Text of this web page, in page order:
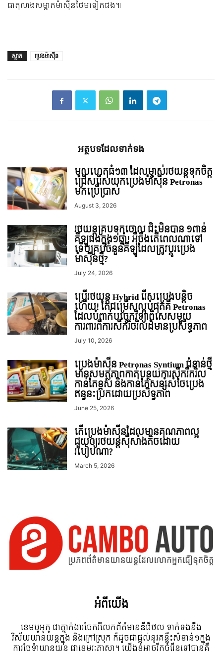
ធាតុលាងសម្អាតម៉ាស៊ីនថែមទៀតផង៕
ស្លាក ប្រេងម៉ាស៊ីន
អត្ថបទ​ដែល​ទាក់ទង
មូលហេតុធំៗ៣ ដែលម្ចាស់រថយន្តទុកចិត្ត
ជ្រើសរើសយកប្រេងម៉ាស៊ីន Petronas
មកប្រើប្រាស់
August 3, 2026
រថយន្តគ្របទុកចោល ជិះមិនបាន ១ពាន់
គីឡូផងក្នុង១ឆ្នាំ! អ៉ីចឹងតើពេលណាទៅ
ទើបគ្រប់ចំនួនគីឡូដែលត្រូវប្តូរប្រេង
ម៉ាស៊ីនថ្មី?
July 24, 2026
ប្រើរថយន្ត Hybrid រើសប្រេងបន្តិច
ហើយ! តែជម្រើសល្អបំផុតគឺ Petronas
ដែលបំពាក់បច្ចេកវិទ្យាពិសេសមួយ
ការពារពីការសឹករិចរិលដ៏មានប្រសិទ្ធភាព
July 10, 2026
ប្រេងម៉ាស៊ីន Petronas Syntium ជំនាន់ថ្មី
មានសមត្ថភាពកាត់បន្ថយការសឹករីករិល
កាន់តែខ្ពស់ និងកាន់តែសន្សំសំចៃប្រេង
ឥន្ធនៈប្រកដោយប្រសិទ្ធភាព
June 25, 2026
តើប្រេងម៉ាស៊ីនដែលមានគុណភាពល្អ
ជួយឲ្យរថយន្តស៊ីសាំងតិចដោយ
របៀបណា?
March 5, 2026
អំពី​យើង
ខេមបូអូតូ ជាភ្នាក់ងារចែករំលែកព័ត៍មានឌីជីថល ទាក់ទងនឹង
វិស័យយានយន្តក្នុង និងក្រៅស្រុក ក៏ដូចជាផ្តល់នូវគន្លឹះសំខាន់ៗក្នុង